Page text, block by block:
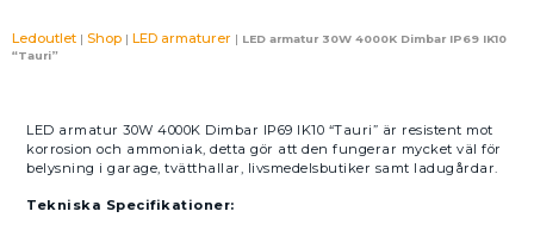
Ledoutlet Shop LED armaturer
LED armatur 30W 4000K Dimbar IP69 IK10
“Tauri”
LED armatur 30W 4000K Dimbar IP69 IK10 “Tauri” är resistent mot
korrosion och ammoniak, detta gör att den fungerar mycket väl för
belysning i garage, tvätthallar, livsmedelsbutiker samt ladugårdar.
Tekniska Specifikationer: